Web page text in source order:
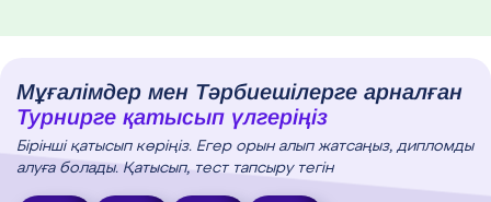
Мұғалімдер мен Тәрбиешілерге арналған
Турнирге қатысып үлгеріңіз
Бірінші қатысып көріңіз. Егер орын алып жатсаңыз, дипломды
алуға болады. Қатысып, тест тапсыру тегін